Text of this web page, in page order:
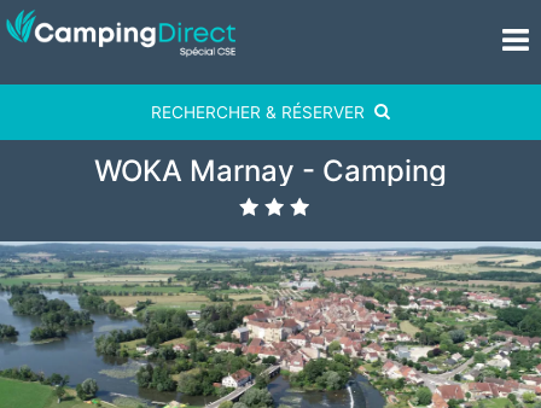
RECHERCHER & RÉSERVER
WOKA Marnay - Camping